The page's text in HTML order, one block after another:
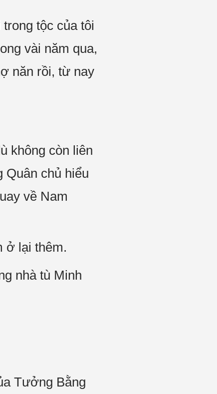
tộc của tôi
vài năm qua,
năn rồi, từ nay
không còn liên
Quân chủ hiểu
về Nam
ở lại thêm.
nhà tù Minh
Tưởng Bằng